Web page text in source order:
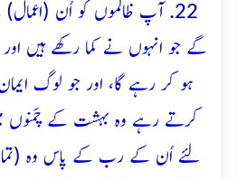
22. آپ ظالموں کو اُن
گے جو انہوں نے کما رکھے ہیں
ہو کر رہے گا، اور جو لوگ
کرتے رہے وہ بہشت کے
لئے اُن کے رب کے پاس وہ